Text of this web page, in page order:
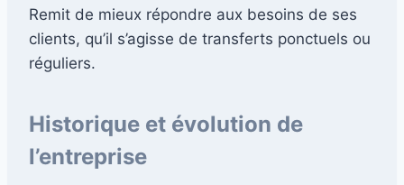
Remit de mieux répondre aux besoins de ses
clients, qu’il s’agisse de transferts ponctuels ou
réguliers.
Historique et évolution de
l’entreprise